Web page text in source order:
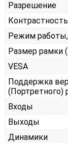
Разрешение
Режим
Размер рамки
VESA
Поддержка
(Портретного)
Входы
Выходы
Динамики